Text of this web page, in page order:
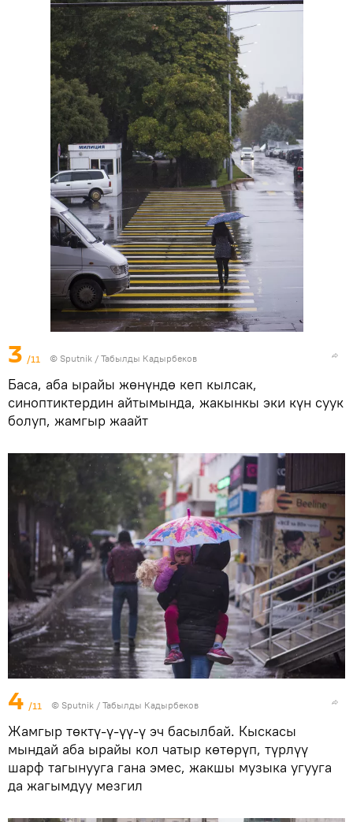
3 /11 © Sputnik / Табылды Кадырбеков
Баса, аба ырайы жөнүндө кеп кылсак,
синоптиктердин айтымында, жакынкы эки күн суук
болуп, жамгыр жаайт
4 /11 © Sputnik / Табылды Кадырбеков
Жамгыр төктү-ү-үү-ү эч басылбай. Кыскасы
мындай аба ырайы кол чатыр көтөрүп, түрлүү
шарф тагынууга гана эмес, жакшы музыка угууга
да жагымдуу мезгил